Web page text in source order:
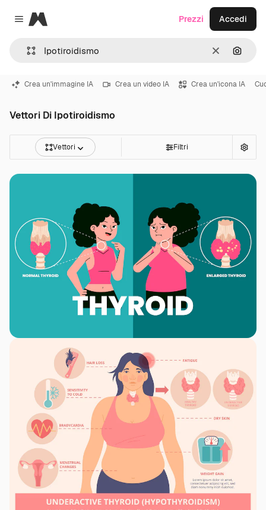
Close menu
Magnific
CancellaCerca
Prezzi Accedi
Crea un'immagine IA Crea un video IA Crea un'icona IA
Vettori Di Ipotiroidismo
Vettori Filtri